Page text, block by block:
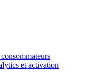
et activation